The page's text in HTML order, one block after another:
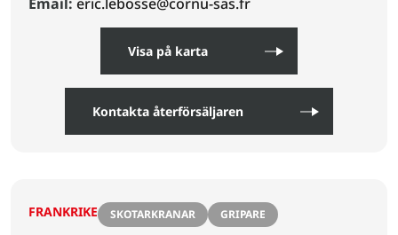
Visa på karta
Kontakta återförsäljaren
FRANKRIKE SKOTARKRANAR GRIPARE